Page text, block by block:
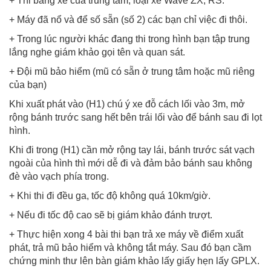
+ Máy đã nổ và để số sẵn (số 2) các bạn chỉ việc đi thôi.
+ Trong lúc người khác đang thi trong hình bạn tập trung
lắng nghe giám khảo gọi tên và quan sát.
+ Đội mũ bảo hiểm (mũ có sẵn ở trung tâm hoặc mũ riêng
của bạn)
Khi xuất phát vào (H1) chú ý xe đỗ cách lối vào 3m, mở
rộng bánh trước sang hết bên trái lối vào để bánh sau đi lọt
hình.
Khi đi trong (H1) cần mở rộng tay lái, bánh trước sát vạch
ngoài của hình thì mới dễ đi và đảm bảo bánh sau không
đè vào vạch phía trong.
+ Khi thi đi đều ga, tốc độ không quá 10km/giờ.
+ Nếu đi tốc độ cao sẽ bị giám khảo đánh trượt.
+ Thực hiện xong 4 bài thi bạn trả xe máy về điểm xuất
phát, trả mũ bảo hiểm và không tắt máy. Sau đó bạn cầm
chứng minh thư lên bàn giám khảo lấy giấy hẹn lấy GPLX.